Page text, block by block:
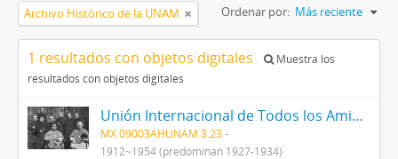
Archivo Histórico de la UNAM Ordenar por: Más reciente
1 resultados con objetos digitales
Muestra los
resultados con objetos digitales
Unión Internacional de Todos los Amigos (VITA-México)
MX 09003AHUNAM 3.23
1912~1954 (predominan 1927-1934)